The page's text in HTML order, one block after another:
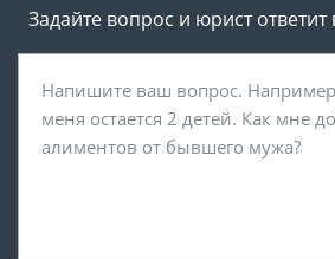
Задайте вопрос и юрист ответит